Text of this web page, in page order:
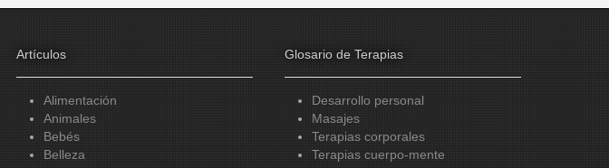
Artículos
Alimentación
Animales
Bebés
Belleza
Glosario de Terapias
Desarrollo personal
Masajes
Terapias corporales
Terapias cuerpo-mente